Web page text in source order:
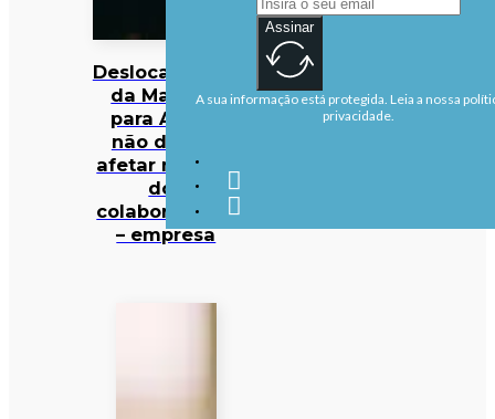
Deslocalização
da Margres
para Aveiro
não deverá
afetar maioria
dos
colaboradores
– empresa
Assinar
A sua informação está protegida. Leia a nossa
privacidade.